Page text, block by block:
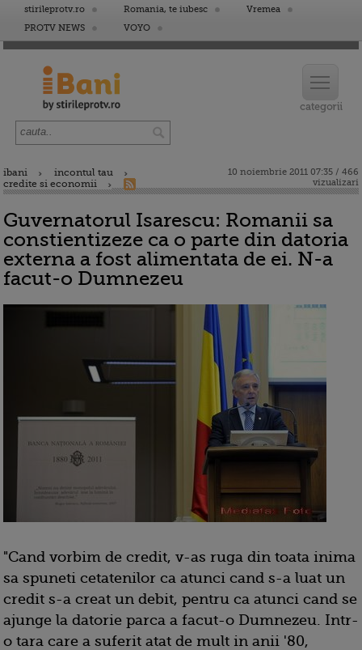
stirileprotv.ro Romania, te iubesc
Vremea
PROTV NEWS
VOYO
ibani
incontul tau
credite si economii
10 noiembrie 2011 07:35 / 466
vizualizari
Guvernatorul Isarescu: Romanii sa
constientizeze ca o parte din datoria
externa a fost alimentata de ei. N-a
facut-o Dumnezeu
"Cand vorbim de credit, v-as ruga din toata inima
sa spuneti cetatenilor ca atunci cand s-a luat un
credit s-a creat un debit, pentru ca atunci cand se
ajunge la datorie parca a facut-o Dumnezeu. Intr-
o tara care a suferit atat de mult in anii '80,